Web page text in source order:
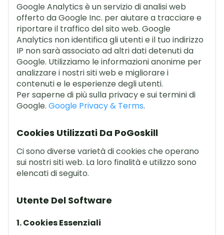
Google Analytics è un servizio di analisi web
offerto da Google Inc. per aiutare a tracciare e
riportare il traffico del sito web. Google
Analytics non identifica gli utenti e il tuo indirizzo
IP non sarà associato ad altri dati detenuti da
Google. Utilizziamo le informazioni anonime per
analizzare i nostri siti web e migliorare i
contenuti e le esperienze degli utenti.
Per saperne di più sulla privacy e sui termini di
Google. Google Privacy & Terms.
Cookies Utilizzati Da PoGoskill
Ci sono diverse varietà di cookies che operano
sui nostri siti web. La loro finalità e utilizzo sono
elencati di seguito.
Utente Del Software
1. Cookies Essenziali